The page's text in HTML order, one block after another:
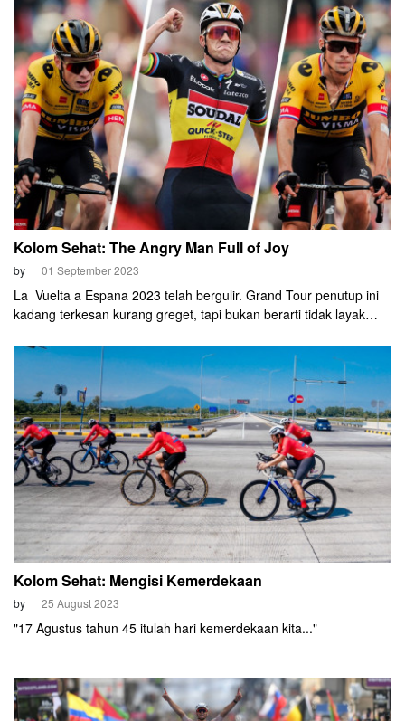
Kolom Sehat: The Angry Man Full of Joy
by 01 September 2023
La Vuelta a Espana 2023 telah bergulir. Grand Tour penutup ini
kadang terkesan kurang greget, tapi bukan berarti tidak layak
Kolom Sehat: Mengisi Kemerdekaan
by 25 August 2023
"17 Agustus tahun 45 itulah hari kemerdekaan kita..."